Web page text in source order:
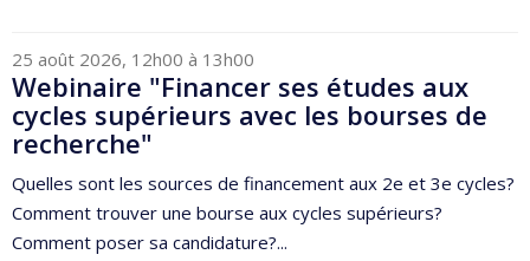
25 août 2026, 12h00 à 13h00
Webinaire "Financer ses études aux
cycles supérieurs avec les bourses de
recherche"
Quelles sont les sources de financement aux 2e et 3e cycles?
Comment trouver une bourse aux cycles supérieurs?
Comment poser sa candidature?...